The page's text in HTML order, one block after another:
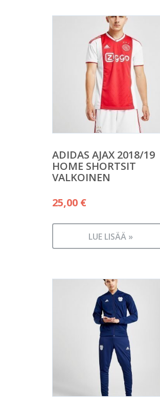
ADIDAS AJAX 2018/19
HOME SHORTSIT
VALKOINEN
25,00 €
LUE LISÄÄ »